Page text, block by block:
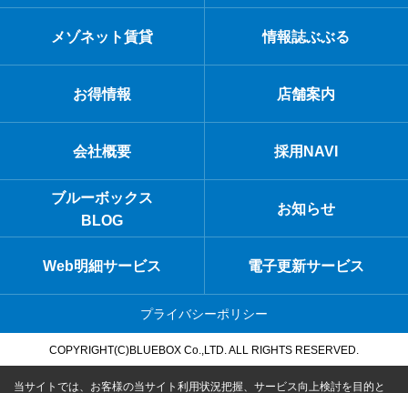
メゾネット賃貸 情報誌ぶぶる
お得情報 店舗案内
会社概要 採用NAVI
ブルーボックス
BLOG
お知らせ
Web明細サービス 電子更新サービス
プライバシーポリシー
COPYRIGHT(C)BLUEBOX Co.,LTD. ALL RIGHTS RESERVED.
当サイトでは、お客様の当サイト利用状況把握、サービス向上検討を目的と